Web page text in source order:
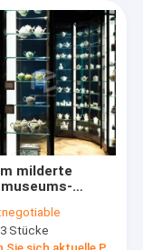
milderte
mit
T5 LED
negotiable
3 Stücke